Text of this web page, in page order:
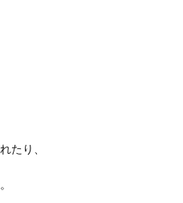
たり、